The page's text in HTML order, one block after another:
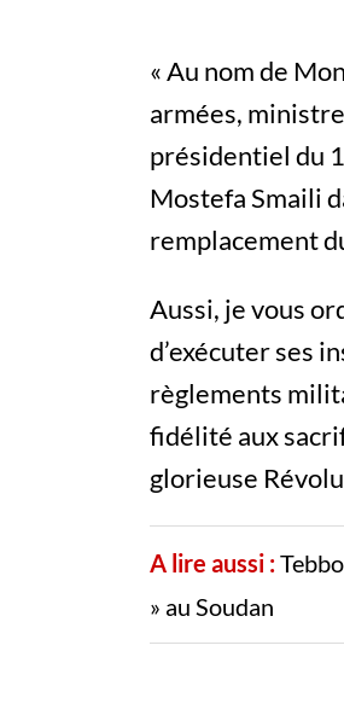
« Au nom de
armées,
présidentiel du
Mostefa Smaili
remplacement
Aussi, je vous
d’exécuter ses
règlements
fidélité aux
glorieuse
A lire aussi :
» au Soudan